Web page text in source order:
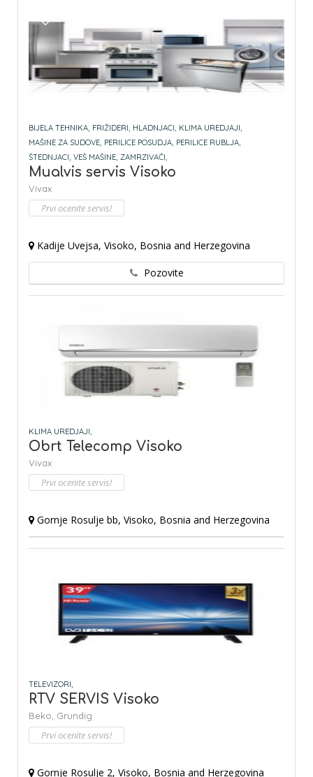
BIJELA TEHNIKA, FRIŽIDERI, HLADNJACI, KLIMA UREDJAJI,
MAŠINE ZA SUDOVE, PERILICE POSUDJA, PERILICE RUBLJA,
ŠTEDNJACI, VEŠ MAŠINE, ZAMRZIVAČI,
Mualvis servis Visoko
Vivax
Prvi ocenite servis!
Kadije Uvejsa, Visoko, Bosnia and Herzegovina
Pozovite
KLIMA UREDJAJI,
Obrt Telecomp Visoko
Vivax
Prvi ocenite servis!
Gornje Rosulje bb, Visoko, Bosnia and Herzegovina
TELEVIZORI,
RTV SERVIS Visoko
Beko, Grundig
Prvi ocenite servis!
Gornje Rosulje 2, Visoko, Bosnia and Herzegovina